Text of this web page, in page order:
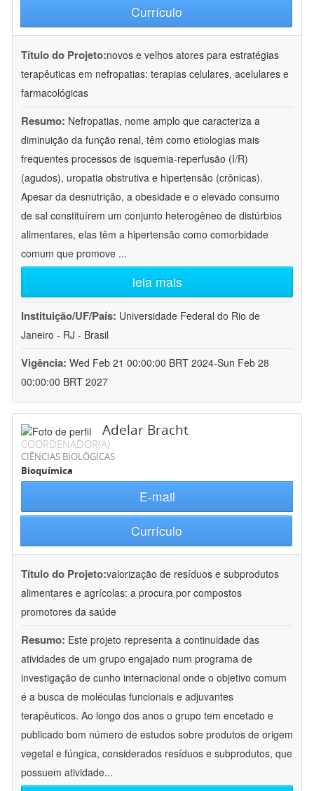
Currículo
Título do Projeto:novos e velhos atores para estratégias
terapêuticas em nefropatias: terapias celulares, acelulares e
farmacológicas
Resumo: Nefropatias, nome amplo que caracteriza a
diminuição da função renal, têm como etiologias mais
frequentes processos de isquemia-reperfusão (I/R)
(agudos), uropatia obstrutiva e hipertensão (crônicas).
Apesar da desnutrição, a obesidade e o elevado consumo
de sal constituírem um conjunto heterogêneo de distúrbios
alimentares, elas têm a hipertensão como comorbidade
comum que promove ...
leia mais
Instituição/UF/País: Universidade Federal do Rio de
Janeiro - RJ - Brasil
Vigência: Wed Feb 21 00:00:00 BRT 2024-Sun Feb 28
00:00:00 BRT 2027
Adelar Bracht
COORDENADOR(A)
CIÊNCIAS BIOLÓGICAS
Bioquímica
E-mail
Currículo
Título do Projeto:valorização de resíduos e subprodutos
alimentares e agrícolas: a procura por compostos
promotores da saúde
Resumo: Este projeto representa a continuidade das
atividades de um grupo engajado num programa de
investigação de cunho internacional onde o objetivo comum
é a busca de moléculas funcionais e adjuvantes
terapêuticos. Ao longo dos anos o grupo tem encetado e
publicado bom número de estudos sobre produtos de origem
vegetal e fúngica, considerados resíduos e subprodutos, que
possuem atividade...